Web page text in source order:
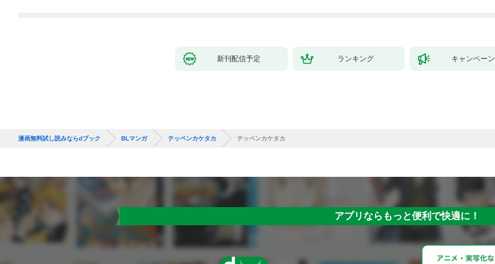
新刊配信予定 ランキング キャンペーン
漫画無料試し読みならdブック BLマンガ テッペンカケタカ テッペンカケタカ
アプリならもっと便利で快適に！